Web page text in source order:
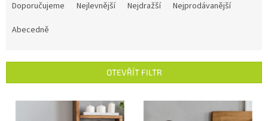
r
Doporučujeme Nejlevnější Nejdražší
Nejprodávanější
Abecedně
OTEVŘÍT FILTR